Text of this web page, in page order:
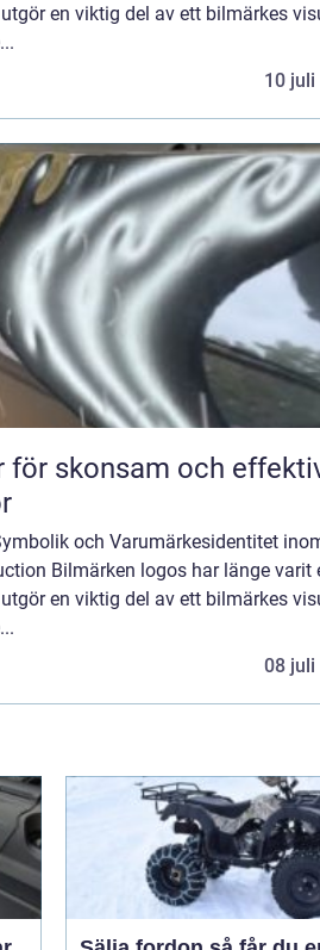
en viktig del av ett bilmärkes
10 juli
för skonsam och
och Varumärkesidentitet
Bilmärken logos har länge varit
en viktig del av ett bilmärkes
08 juli